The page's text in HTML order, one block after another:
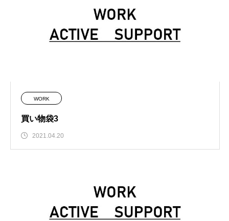
WORK
買い物袋3
2021.04.20